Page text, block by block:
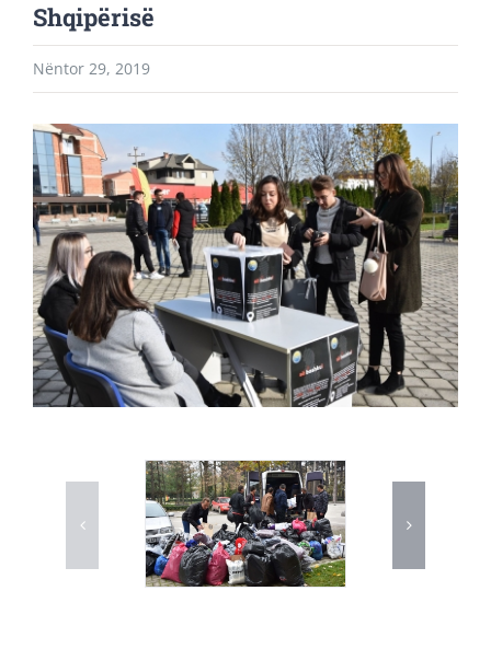
Shqipërisë
Nëntor 29, 2019
View
Larger
Image